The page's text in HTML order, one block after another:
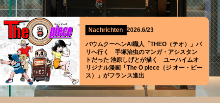
Nachrichten 2026.6/23
バウムクーヘンAI職人「THEO（テオ）」パ
リへ行く 手塚治虫のマンガ・アシスタン
トだった 池原しげとが描く ユーハイムオ
リジナル漫画「The O piece（ジ オー・ピー
ス）」がフランス進出